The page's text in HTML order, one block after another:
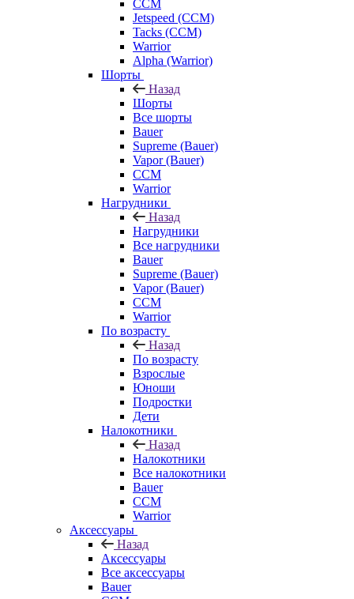
CCM
Jetspeed (CCM)
Tacks (CCM)
Warrior
Alpha (Warrior)
Шорты
Назад
Шорты
Все шорты
Bauer
Supreme (Bauer)
Vapor (Bauer)
CCM
Warrior
Нагрудники
Назад
Нагрудники
Все нагрудники
Bauer
Supreme (Bauer)
Vapor (Bauer)
CCM
Warrior
По возрасту
Назад
По возрасту
Взрослые
Юноши
Подростки
Дети
Налокотники
Назад
Налокотники
Все налокотники
Bauer
CCM
Warrior
Аксессуары
Назад
Аксессуары
Все аксессуары
Bauer